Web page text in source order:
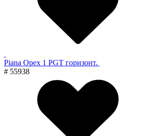
Piana Орех 1 PGT горизонт.
# 55938